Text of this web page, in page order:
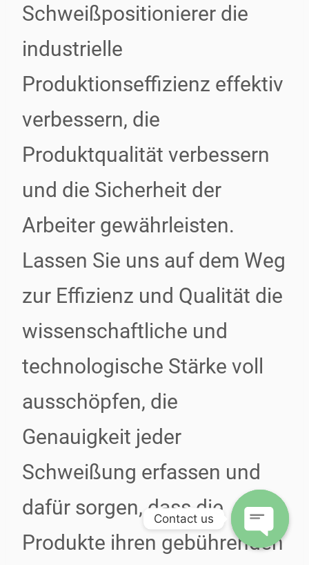
Schweißpositionierer die
industrielle
Produktionseffizienz effektiv
verbessern, die
Produktqualität verbessern
und die Sicherheit der
Arbeiter gewährleisten.
Lassen Sie uns auf dem Weg
zur Effizienz und Qualität die
wissenschaftliche und
technologische Stärke voll
ausschöpfen, die
Genauigkeit jeder
Schweißung erfassen und
dafür sorgen, dass die
Produkte ihren gebührenden
Contact us